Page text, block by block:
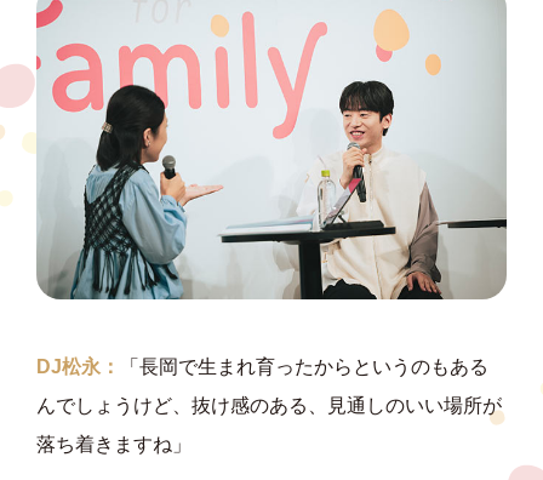
DJ松永：
「長岡で生まれ育ったからというのもある
んでしょうけど、抜け感のある、見通しのいい場所が
落ち着きますね」